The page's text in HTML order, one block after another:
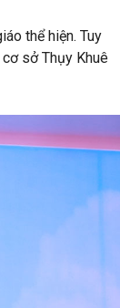
thể hiện. Tuy
sở Thụy Khuê